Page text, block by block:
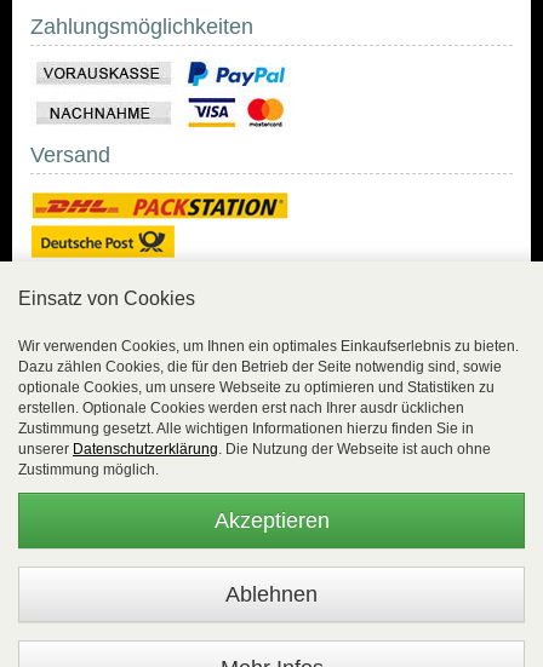
Zahlungsmöglichkeiten
Versand
Sicher Einkaufen mit
Trusted Shops und
Geld-zurück-Garantie.
lückenlos verschlüsselt
übertragen.
Die Shop-Server sind PCI-zertifiziert.
+49 (0)2654 8839818 - Fax: 02654 883 9820 -
Einsatz von Cookies
Wir verwenden Cookies, um Ihnen ein optimales Einkaufserlebnis zu bieten.
Dazu zählen Cookies, die für den Betrieb der Seite notwendig sind, sowie
optionale Cookies, um unsere Webseite zu optimieren und Statistiken zu
erstellen. Optionale Cookies werden erst nach Ihrer ausdr ücklichen
Zustimmung gesetzt. Alle wichtigen Informationen hierzu finden Sie in
unserer Datenschutzerklärung. Die Nutzung der Webseite ist auch ohne
Zustimmung möglich.
Akzeptieren